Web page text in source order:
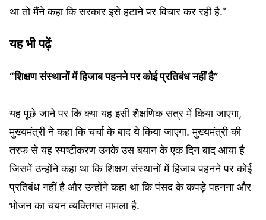
था तो मैंने कहा कि सरकार इसे हटाने पर विचार कर रही है.”
यह भी पढ़ें
“शिक्षण संस्थानों में हिजाब पहनने पर कोई प्रतिबंध नहीं है”
यह पूछे जाने पर कि क्या यह इसी शैक्षणिक सत्र में किया जाएगा,
मुख्यमंत्री ने कहा कि चर्चा के बाद ये किया जाएगा. मुख्यमंत्री की
तरफ से यह स्पष्टीकरण उनके उस बयान के एक दिन बाद आया है
जिसमें उन्होंने कहा था कि शिक्षण संस्थानों में हिजाब पहनने पर कोई
प्रतिबंध नहीं है और उन्होंने कहा था कि पंसद के कपड़े पहनना और
भोजन का चयन व्यक्तिगत मामला है.